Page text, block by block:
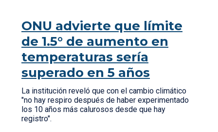
ONU advierte que límite
de 1.5° de aumento en
temperaturas sería
superado en 5 años
La institución reveló que con el cambio climático
"no hay respiro después de haber experimentado
los 10 años más calurosos desde que hay
registro".